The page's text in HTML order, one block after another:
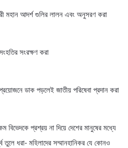
মহান আদর্শ গুলির লালন এবং অনুসরণ করা
সংরক্ষণ করা
ডাক পড়লেই জাতীয় পরিষেবা প্রদান করা
বিভেদকে প্রশ্রয় না দিয়ে দেশের মানুষের মধ্যে
ধরা- মহিলাদের সম্মানহানিকর যে কোনও